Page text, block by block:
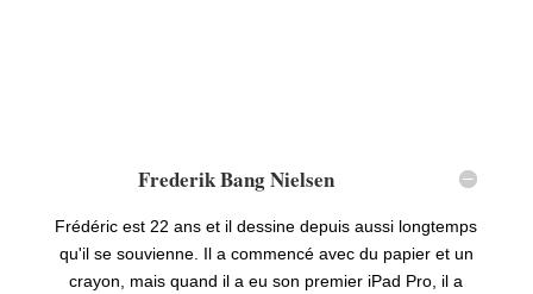
Frederik Bang Nielsen
Frédéric est 22 ans et il dessine depuis aussi longtemps
qu'il se souvienne. Il a commencé avec du papier et un
crayon, mais quand il a eu son premier iPad Pro, il a